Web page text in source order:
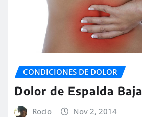
CONDICIONES DE DOLOR
Dolor de Espalda Baja
Rocio Nov 2, 2014